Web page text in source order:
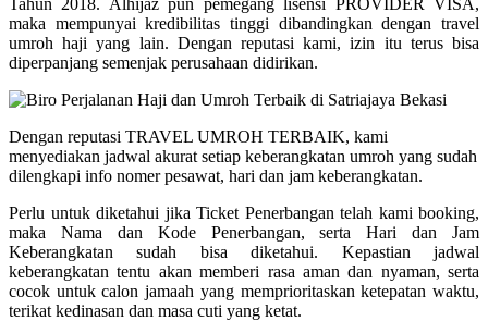
maka mempunyai kredibilitas tinggi dibandingkan dengan travel
umroh haji yang lain. Dengan reputasi kami, izin itu terus bisa
diperpanjang semenjak perusahaan didirikan.
Dengan reputasi TRAVEL UMROH TERBAIK, kami
menyediakan jadwal akurat setiap keberangkatan umroh yang sudah
dilengkapi info nomer pesawat, hari dan jam keberangkatan.
Perlu untuk diketahui jika Ticket Penerbangan telah kami booking,
maka Nama dan Kode Penerbangan, serta Hari dan Jam
Keberangkatan sudah bisa diketahui. Kepastian jadwal
keberangkatan tentu akan memberi rasa aman dan nyaman, serta
cocok untuk calon jamaah yang memprioritaskan ketepatan waktu,
terikat kedinasan dan masa cuti yang ketat.